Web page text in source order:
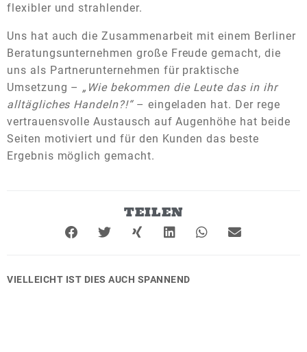
flexibler und strahlender.
Uns hat auch die Zusammenarbeit mit einem Berliner
Beratungsunternehmen große Freude gemacht, die
uns als Partnerunternehmen für praktische
Umsetzung – „Wie bekommen die Leute das in ihr
alltägliches Handeln?!“– eingeladen hat. Der rege
vertrauensvolle Austausch auf Augenhöhe hat beide
Seiten motiviert und für den Kunden das beste
Ergebnis möglich gemacht.
TEILEN
VIELLEICHT IST DIES AUCH SPANNEND